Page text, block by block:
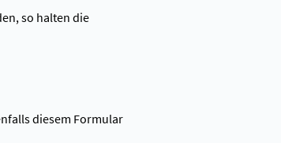
so halten die
diesem Formular